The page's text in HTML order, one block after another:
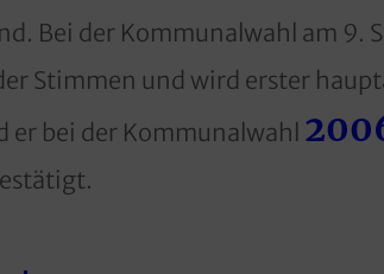
Bei der Kommunalwahl am 9.
Stimmen und wird erster
er bei der Kommunalwahl